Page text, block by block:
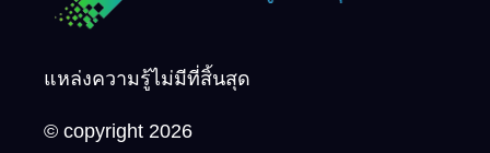
แหล่งความรู้ไม่มีที่สิ้นสุด
© copyright 2026